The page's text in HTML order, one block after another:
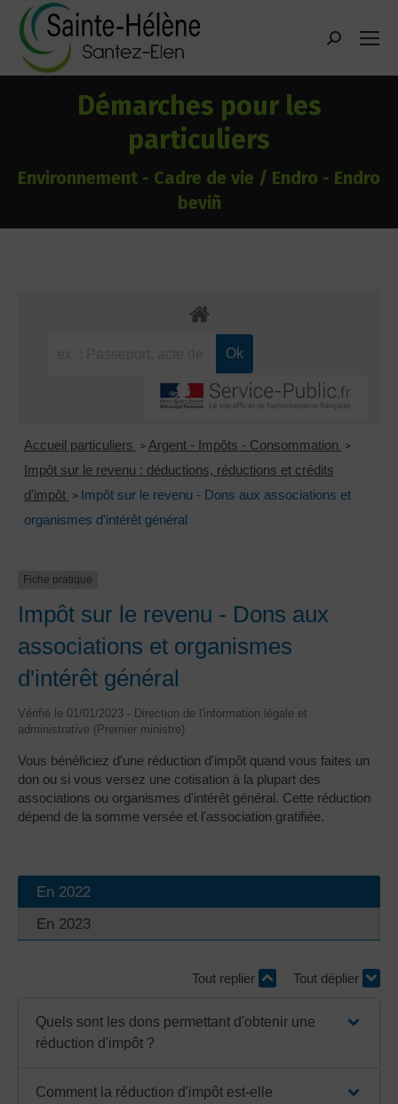
principal
Recherche
Démarches pour les
particuliers
Environnement - Cadre de vie / Endro - Endro
beviñ
Accueil particuliers > Argent - Impôts - Consommation >
Impôt sur le revenu : déductions, réductions et crédits
d'impôt > Impôt sur le revenu - Dons aux associations et
organismes d'intérêt général
Fiche pratique
Impôt sur le revenu - Dons aux
associations et organismes
d'intérêt général
Vérifié le 01/01/2023 - Direction de l'information légale et
administrative (Premier ministre)
Vous bénéficiez d'une réduction d'impôt quand vous faites un
don ou si vous versez une cotisation à la plupart des
associations ou organismes d'intérêt général. Cette réduction
dépend de la somme versée et l'association gratifiée.
En 2022
En 2023
Tout replier Tout déplier
Quels sont les dons permettant d'obtenir une
réduction d'impôt ?
Comment la réduction d'impôt est-elle